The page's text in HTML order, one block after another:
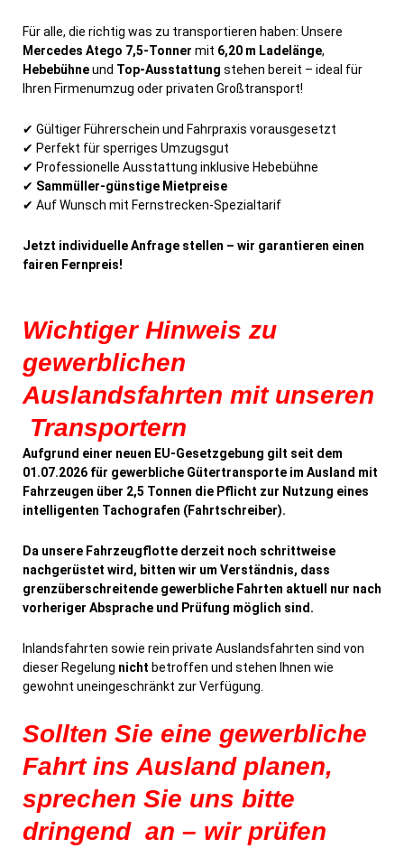
Für alle, die richtig was zu transportieren haben: Unsere
Mercedes Atego 7,5-Tonner mit 6,20 m Ladelänge,
Hebebühneund Top-Ausstattung stehen bereit – ideal für
Ihren Firmenumzug oder privaten Großtransport!
✔ Gültiger Führerschein und Fahrpraxis vorausgesetzt
✔ Perfekt für sperriges Umzugsgut
✔ Professionelle Ausstattung inklusive Hebebühne
✔ Sammüller-günstige Mietpreise
✔ Auf Wunsch mit Fernstrecken-Spezialtarif
Jetzt individuelle Anfrage stellen – wir garantieren einen
fairen Fernpreis!
Wichtiger Hinweis zu
gewerblichen
Auslandsfahrten mit unseren
Transportern
Aufgrund einer neuen EU-Gesetzgebung gilt seit dem
01.07.2026 für gewerbliche Gütertransporte im Ausland mit
Fahrzeugen über 2,5 Tonnen die Pflicht zur Nutzung eines
intelligenten Tachografen (Fahrtschreiber).
Da unsere Fahrzeugflotte derzeit noch schrittweise
nachgerüstet wird, bitten wir um Verständnis, dass
grenzüberschreitende gewerbliche Fahrten aktuell nur nach
vorheriger Absprache und Prüfung möglich sind.
Inlandsfahrten sowie rein private Auslandsfahrten sind von
dieser Regelung nicht betroffen und stehen Ihnen wie
gewohnt uneingeschränkt zur Verfügung.
Sollten Sie eine gewerbliche
Fahrt ins Ausland planen,
sprechen Sie uns bitte
dringend an – wir prüfen